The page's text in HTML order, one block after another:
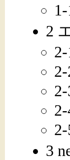
2
3